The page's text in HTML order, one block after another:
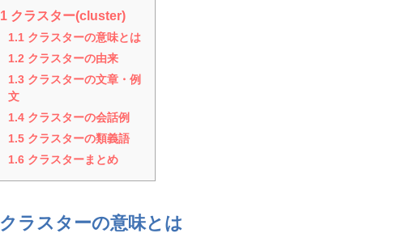
1 クラスター(cluster)
1.1 クラスターの意味とは
1.2 クラスターの由来
1.3 クラスターの文章・例
文
1.4 クラスターの会話例
1.5 クラスターの類義語
1.6 クラスターまとめ
クラスターの意味とは